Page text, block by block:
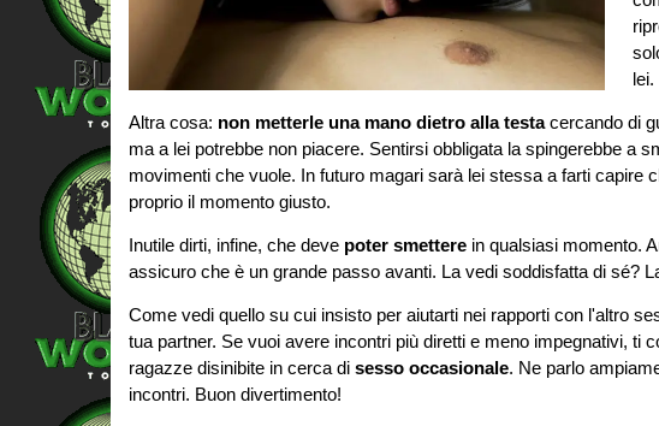
lei.
Altra cosa: non metterle una mano dietro alla testacercando di
ma a lei potrebbe non piacere. Sentirsi obbligata la spingerebbe a
movimenti che vuole. In futuro magari sarà lei stessa a farti capire
proprio il momento giusto.
Inutile dirti, infine, che deve poter smettere in qualsiasi momento.
assicuro che è un grande passo avanti. La vedi soddisfatta di sé?
Come vedi quello su cui insisto per aiutarti nei rapporti con l'altro
tua partner. Se vuoi avere incontri più diretti e meno impegnativi, ti
ragazze disinibite in cerca di sesso occasionale. Ne parlo
incontri. Buon divertimento!